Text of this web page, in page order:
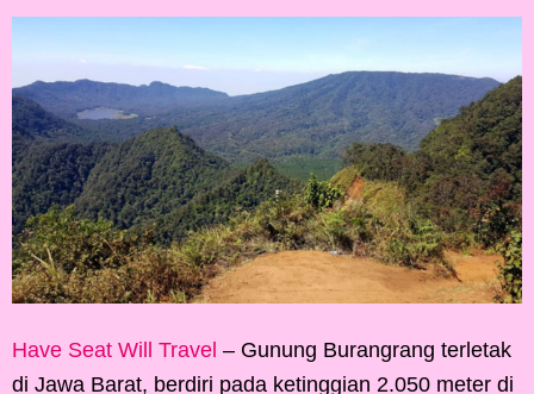
Have Seat Will Travel – Gunung Burangrang terletak
di Jawa Barat, berdiri pada ketinggian 2.050 meter di